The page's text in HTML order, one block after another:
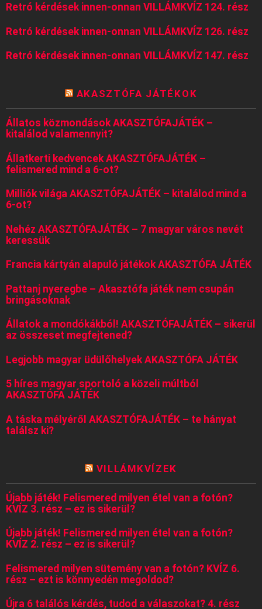
Retró kérdések innen-onnan VILLÁMKVÍZ 124. rész
Retró kérdések innen-onnan VILLÁMKVÍZ 126. rész
Retró kérdések innen-onnan VILLÁMKVÍZ 147. rész
AKASZTÓFA JÁTÉKOK
Állatos közmondások AKASZTÓFAJÁTÉK –
kitalálod valamennyit?
Állatkerti kedvencek AKASZTÓFAJÁTÉK –
felismered mind a 6-ot?
Milliók világa AKASZTÓFAJÁTÉK – kitalálod mind a
6-ot?
Nehéz AKASZTÓFAJÁTÉK – 7 magyar város nevét
keressük
Francia kártyán alapuló játékok AKASZTÓFA JÁTÉK
Pattanj nyeregbe – Akasztófa játék nem csupán
bringásoknak
Állatok a mondókákból! AKASZTÓFAJÁTÉK – sikerül
az összeset megfejtened?
Legjobb magyar üdülőhelyek AKASZTÓFA JÁTÉK
5 híres magyar sportoló a közeli múltból
AKASZTÓFA JÁTÉK
A táska mélyéről AKASZTÓFAJÁTÉK – te hányat
találsz ki?
VILLÁMKVÍZEK
Újabb játék! Felismered milyen étel van a fotón?
KVÍZ 3. rész – ez is sikerül?
Újabb játék! Felismered milyen étel van a fotón?
KVÍZ 2. rész – ez is sikerül?
Felismered milyen sütemény van a fotón? KVÍZ 6.
rész – ezt is könnyedén megoldod?
Újra 6 találós kérdés, tudod a válaszokat? 4. rész